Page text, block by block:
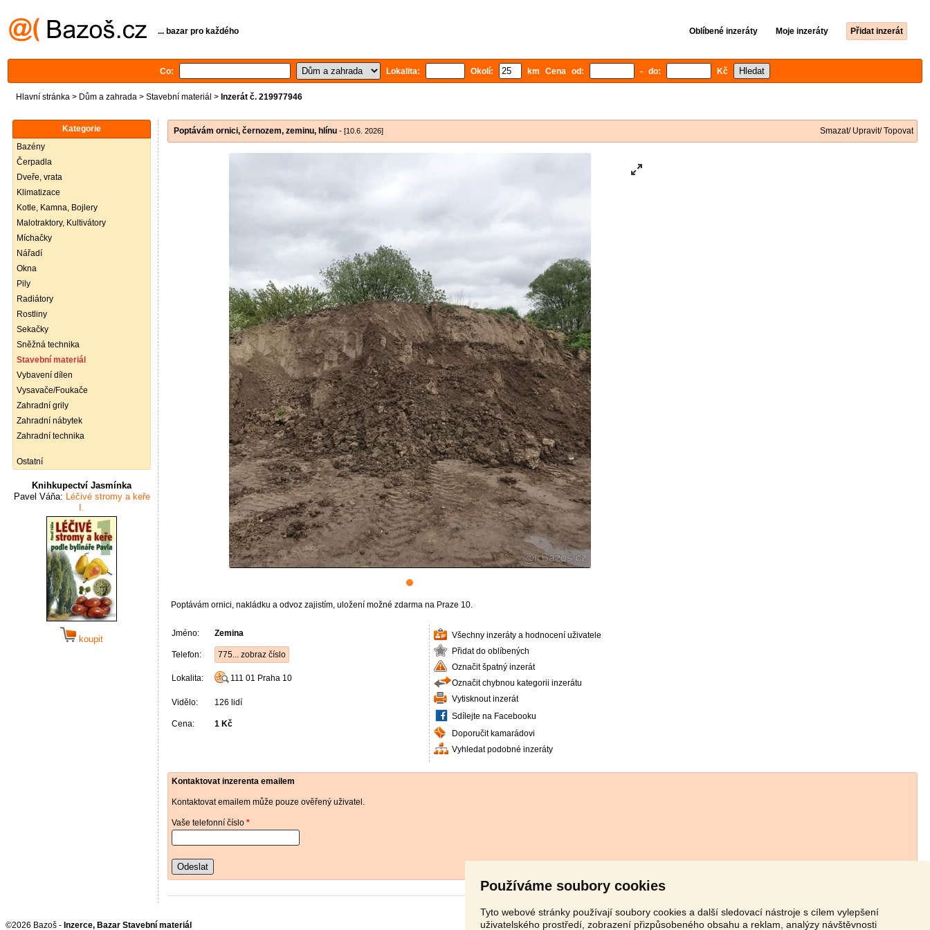
Používáme soubory cookies
Tyto webové stránky používají soubory cookies a další sledovací nástroje s cílem vylepšení
uživatelského prostředí, zobrazení přizpůsobeného obsahu a reklam, analýzy návštěvnosti
... bazar pro každého Oblíbené inzeráty Moje inzeráty Přidat inzerát
Co: Lokalita: Okolí: km Cena od: - do: Kč
Hlavní stránka > Dům a zahrada > Stavební materiál > Inzerát č. 219977946
Kategorie
Bazény
Čerpadla
Dveře, vrata
Klimatizace
Kotle, Kamna, Bojlery
Malotraktory, Kultivátory
Míchačky
Nářadí
Okna
Pily
Radiátory
Rostliny
Sekačky
Sněžná technika
Stavební materiál
Vybavení dílen
Vysavače/Foukače
Zahradní grily
Zahradní nábytek
Zahradní technika
Ostatní
Knihkupectví Jasmínka
Pavel Váňa: Léčivé stromy a keře
I.
koupit
Poptávám ornici, černozem, zeminu, hlínu - [10.6. 2026] Smazat/ Upravit/ Topovat
Poptávám ornici, nakládku a odvoz zajistím, uložení možné zdarma na Praze 10.
Jméno: Zemina
Telefon: 775... zobraz číslo
Lokalita: 111 01 Praha 10
Vidělo: 126 lidí
Cena: 1 Kč
Všechny inzeráty a hodnocení uživatele
Přidat do oblíbených
Označit špatný inzerát
Označit chybnou kategorii inzerátu
Vytisknout inzerát
Sdílejte na Facebooku
Doporučit kamarádovi
Vyhledat podobné inzeráty
Kontaktovat inzerenta emailem
Kontaktovat emailem může pouze ověřený uživatel.
Vaše telefonní číslo *
Odeslat
©2026 Bazoš - Inzerce, Bazar Stavební materiál